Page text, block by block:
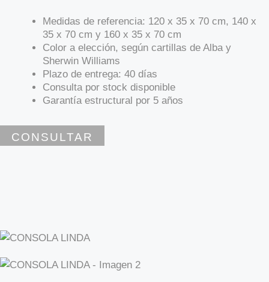
Medidas de referencia: 120 x 35 x 70 cm, 140 x
35 x 70 cm y 160 x 35 x 70 cm
Color a elección, según cartillas de Alba y
Sherwin Williams
Plazo de entrega: 40 días
Consulta por stock disponible
Garantía estructural por 5 años
CONSULTAR